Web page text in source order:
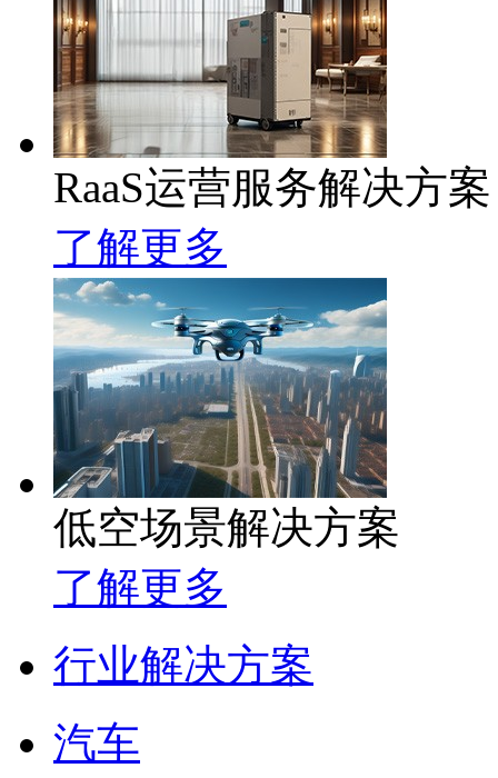
RaaS运营服务解决方案
了解更多
低空场景解决方案
了解更多
行业解决方案
汽车